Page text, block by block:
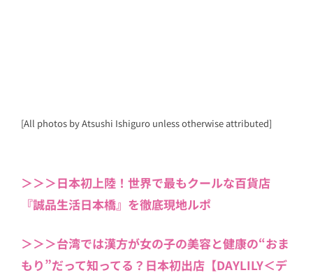
[All photos by Atsushi Ishiguro unless otherwise attributed]
＞＞＞日本初上陸！世界で最もクールな百貨店
『誠品生活日本橋』を徹底現地ルポ
＞＞＞台湾では漢方が女の子の美容と健康の“おま
もり”だって知ってる？日本初出店【DAYLILY＜デ